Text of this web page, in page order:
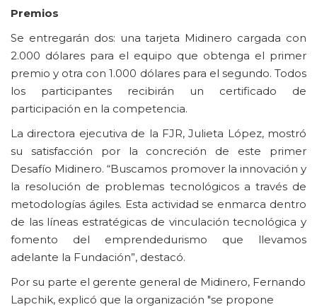
Premios
Se entregarán dos: una tarjeta Midinero cargada con
2.000 dólares para el equipo que obtenga el primer
premio y otra con 1.000 dólares para el segundo. Todos
los participantes recibirán un certificado de
participación en la competencia.
La directora ejecutiva de la FJR, Julieta López, mostró
su satisfacción por la concreción de este primer
Desafío Midinero. “Buscamos promover la innovación y
la resolución de problemas tecnológicos a través de
metodologías ágiles. Esta actividad se enmarca dentro
de las líneas estratégicas de vinculación tecnológica y
fomento del emprendedurismo que llevamos
adelante la Fundación”, destacó.
Por su parte el gerente general de Midinero, Fernando
Lapchik, explicó que la organización "se propone